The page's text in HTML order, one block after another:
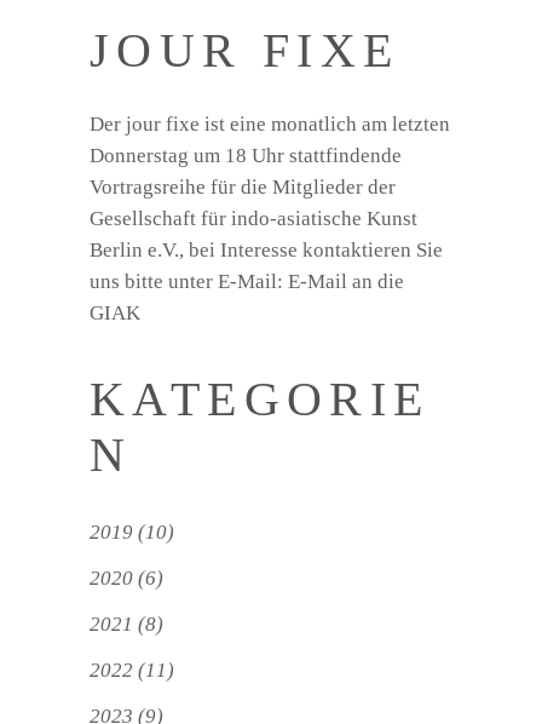
JOUR FIXE
Der jour fixe ist eine monatlich am letzten
Donnerstag um 18 Uhr stattfindende
Vortragsreihe für die Mitglieder der
Gesellschaft für indo-asiatische Kunst
Berlin e.V., bei Interesse kontaktieren Sie
uns bitte unter E-Mail: E-Mail an die
GIAK
KATEGORIE
N
2019 (10)
2020 (6)
2021 (8)
2022 (11)
2023 (9)